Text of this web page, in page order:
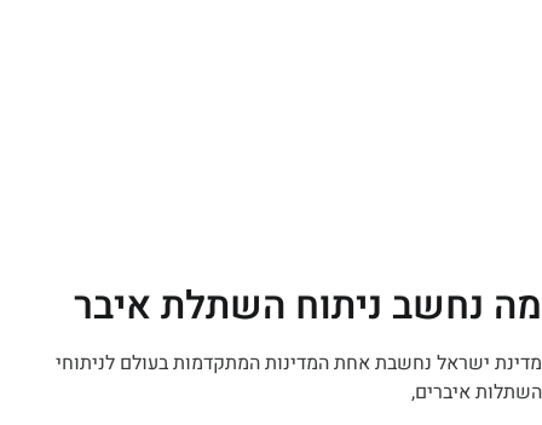
ניתוח השתלת איבר
נחשבת אחת המדינות המתקדמות בעולם לניתוחי